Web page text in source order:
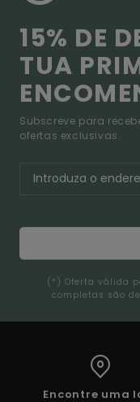
15% DE
TUA
Subscreve para
ofertas exclusivas.
(*) Oferta válida
completas são
Encontre uma